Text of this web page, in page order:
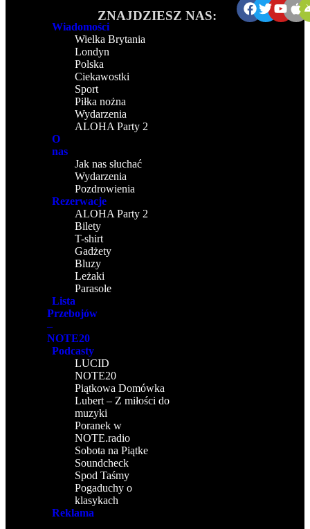
Wiadomości
Wielka Brytania
Londyn
Polska
Ciekawostki
Sport
Piłka nożna
Wydarzenia
ALOHA Party 2
O
nas
Jak nas słuchać
Wydarzenia
Pozdrowienia
Rezerwacje
ALOHA Party 2
Bilety
T-shirt
Gadżety
Bluzy
Leżaki
Parasole
Lista
Przebojów
–
NOTE20
Podcasty
LUCID
NOTE20
Piątkowa Domówka
Lubert – Z miłości do
muzyki
Poranek w
NOTE.radio
Sobota na Piątke
Soundcheck
Spod Taśmy
Pogaduchy o
klasykach
Reklama
ZNAJDZIESZ NAS: